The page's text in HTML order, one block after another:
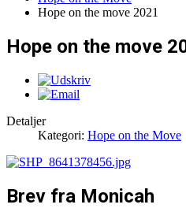
Hope on the move 2021
Hope on the move
Detaljer
Kategori: Hope on the Move
Brev fra Monicah